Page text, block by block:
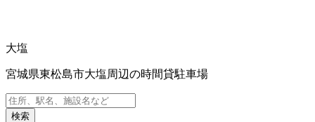
大塩
宮城県東松島市大塩周辺の時間貸駐車場
検索